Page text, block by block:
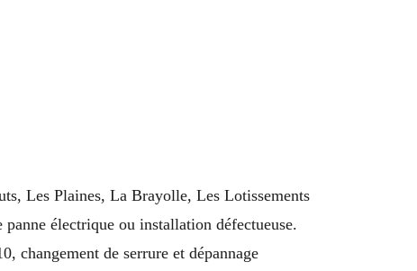
Les Plaines, La Brayolle, Les Lotissements
électrique ou installation défectueuse.
changement de serrure et dépannage